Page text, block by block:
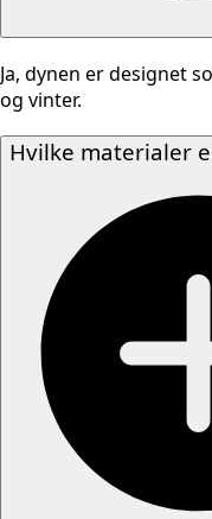
Ja, dynen er designet
og vinter.
Hvilke materialer